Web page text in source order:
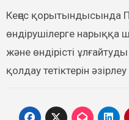
Кеңес қорытындысында
өндірушілерге нарыққа
және өндірісті
қолдау тетіктерін